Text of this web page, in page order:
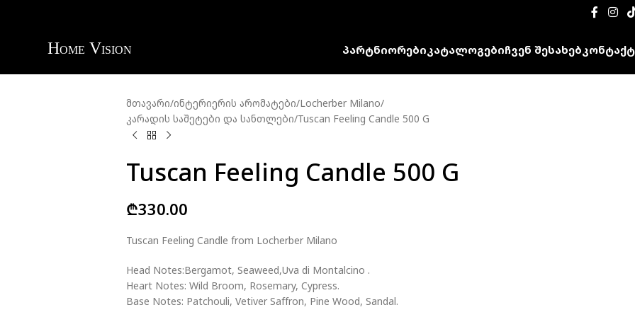
ᲞᲐᲠᲢᲜᲘᲝᲠᲔᲑᲘ ᲙᲐᲢᲐᲚᲝᲒᲔᲑᲘᲩᲕᲔᲜ ᲨᲔᲡᲐᲮᲔᲑ
მთავარი ინტერიერის არომატები Locherber Milano
კარადის საშეტები და სანთლები Tuscan Feeling Candle 500 G
Tuscan Feeling Candle 500 G
₾330.00
Tuscan Feeling Candle from Locherber Milano
Head Notes:Bergamot, Seaweed,Uva di Montalcino .
Heart Notes: Wild Broom, Rosemary, Cypress.
Base Notes: Patchouli, Vetiver Saffron, Pine Wood, Sandal.